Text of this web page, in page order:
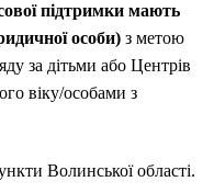
підтримки мають
особи) з метою
за дітьми або Центрів
віку/особами з
Волинської області.